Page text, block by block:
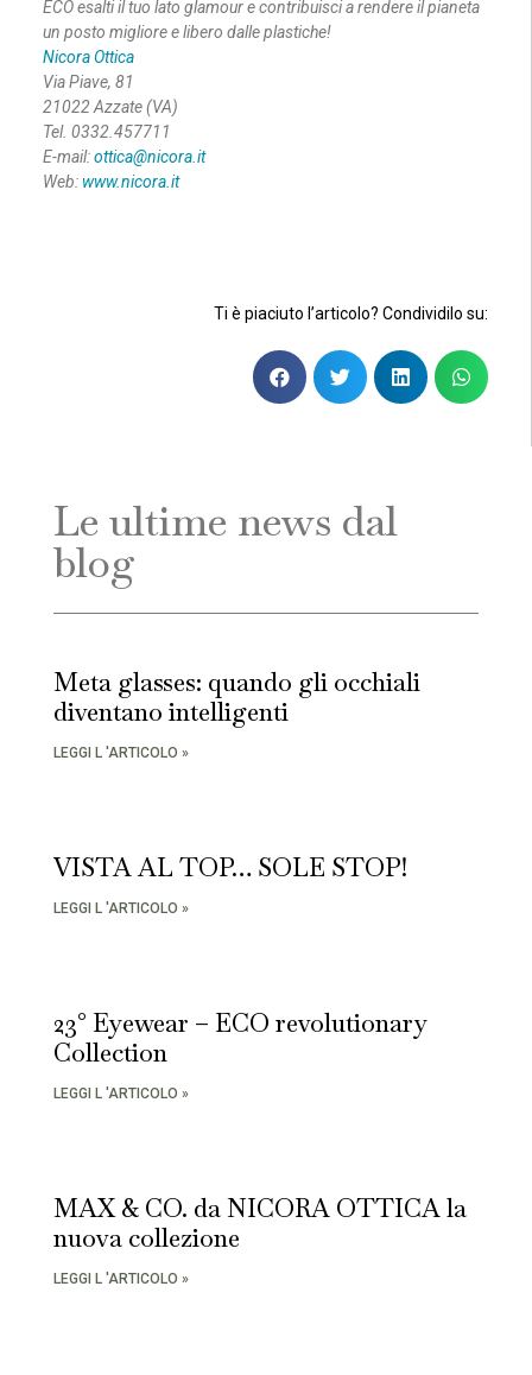
ECO esalti il tuo lato glamour e contribuisci a rendere il pianeta
un posto migliore e libero dalle plastiche!
Nicora Ottica
Via Piave, 81
21022 Azzate (VA)
Tel. 0332.457711
E-mail:ottica@nicora.it
Web: www.nicora.it
Ti è piaciuto l’articolo? Condividilo su:
Le ultime news dal
blog
Meta glasses: quando gli occhiali
diventano intelligenti
LEGGI L 'ARTICOLO »
VISTA AL TOP… SOLE STOP!
LEGGI L 'ARTICOLO »
23° Eyewear – ECO revolutionary
Collection
LEGGI L 'ARTICOLO »
MAX & CO. da NICORA OTTICA la
nuova collezione
LEGGI L 'ARTICOLO »